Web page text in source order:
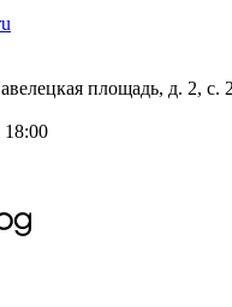
площадь, д. 2, с.